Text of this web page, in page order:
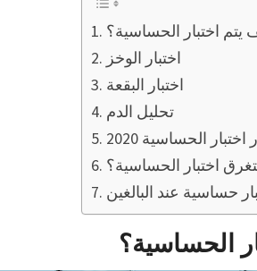
يتم اختبار الحساسية؟
اختبار الوخز
اختبار البقعة
تحليل الدم
الحساسية 2020
اختبار الحساسية؟
حساسية عند البالغين
الحساسية؟